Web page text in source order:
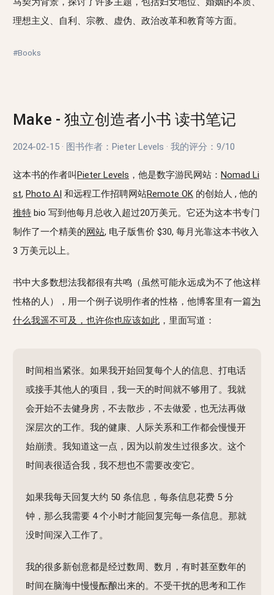
理想主义、自利、宗教、虚伪、政治改革和教育等方面。
#Books
Make - 独立创造者小书 读书笔记
2024-02-15 · 图书作者：Pieter Levels · 我的评分： 9/10
这本书的作者叫Pieter Levels ，他是数字游民网站： Nomad Li
st, Photo AI 和远程工作招聘网站Remote OK 的创始人 , 他的
推特 bio 写到他每月总收入超过20万美元。它还为这本书专门
制作了一个精美的网站, 电子版售价 $30, 每月光靠这本书收入
3 万美元以上。
书中大多数想法我都很有共鸣（虽然可能永远成为不了他这样
性格的人），用一个例子说明作者的性格，他博客里有一篇为
什么我遥不可及，也许你也应该如此 ，里面写道：
时间相当紧张。如果我开始回复每个人的信息、打电话
或接手其他人的项目，我一天的时间就不够用了。我就
会开始不去健身房，不去散步，不去做爱，也无法再做
深层次的工作。我的健康、人际关系和工作都会慢慢开
始崩溃。我知道这一点，因为以前发生过很多次。这个
时间表很适合我，我不想也不需要改变它。
如果我每天回复大约 50 条信息，每条信息花费 5 分
钟，那么我需要 4 个小时才能回复完每一条信息。那就
没时间深入工作了。
我的很多新创意都是经过数周、数月，有时甚至数年的
时间在脑海中慢慢酝酿出来的。不受干扰的思考和工作